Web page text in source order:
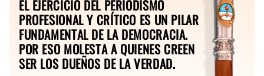
EL EJERCICIO DEL PERIODISMO
PROFESIONAL Y CRÍTICO ES UN PILAR
FUNDAMENTAL DE LA DEMOCRACIA.
POR ESO MOLESTA A QUIENES CREEN
SER LOS DUEÑOS DE LA VERDAD.